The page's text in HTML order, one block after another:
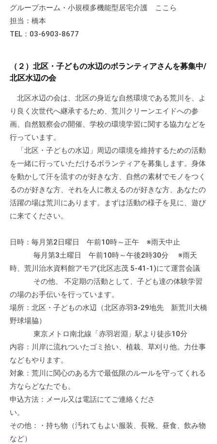
関
す
る
合
的
報
交
流
す
。
様
々
催
・
座
の
開
会
場
や
機
材
の
貸
出
グループホーム・小規模多機能型居宅介護 ここら
担当：橋本
TEL：03-6903-8677
（２）北区・子どもの水辺のボランティアさんを募集中/
北区水辺の会
北区水辺の会は、北区の身近な自然環境である荒川を、よ
り良く次世代へ継承するため、荒川クリーンエイドへの参
画、自然観察会の開催、学校の環境学習に関する協力などを
行っています。
「北区・子どもの水辺」周辺の環境を維持するための活動
を一緒に行っていただけるボランティアを募集します。身体
を動かして汗を流すのが好きな方、自然の素材でモノをつく
るのが好きな方、それを人に教えるのが好きな方、あなたの
活躍の場は荒川にあります。まずは活動の様子を見に、遊び
に来てください。
日時：毎月第2日曜日 午前10時～正午 ※雨天中止
毎月第3土曜日 午前10時～午後2時30分 ※雨天
時、荒川治水資料館アモア(北区志茂 5-41-1)にて運営会議
その他、 不定期の活動として、子ども達の体験学習
の場のお手伝いを行っています。
場所：北区・子どもの水辺（北区赤羽3-29地先 新荒川大橋
野球場脇）
東京メトロ南北線「赤羽岩淵」駅より徒歩10分
内容：川岸に流れついたゴミ拾い、植栽、草刈り他。力仕事
などもやります。
対象：荒川に関心のある方で最低限のルールを守ってくれる
方ならどなたでも。
申込方法：メール又は電話にてご連絡くださ
い。
その他：・持ち物（汚れてもよい服装、長靴、昼食、飲み物
など）